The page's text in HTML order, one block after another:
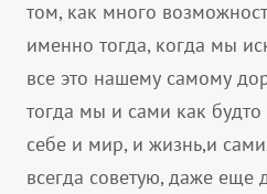
том, как много
именно тогда, когда мы
все это нашему самому
тогда мы и сами как
себе и мир, и жизнь,и
всегда советую, даже